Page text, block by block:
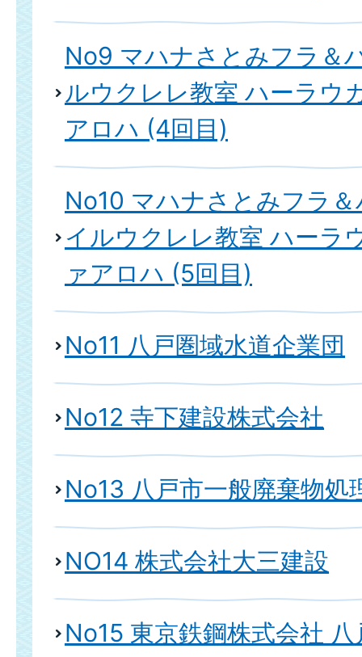
No9 マハナさとみフラ＆
ルウクレレ教室 ハーラウ
アロハ (4回目)
No10 マハナさとみフラ
イルウクレレ教室 ハーラ
ァアロハ (5回目)
No11 八戸圏域水道企業団
No12 寺下建設株式会社
No13 八戸市一般廃棄物処
NO14 株式会社大三建設
No15 東京鉄鋼株式会社 八